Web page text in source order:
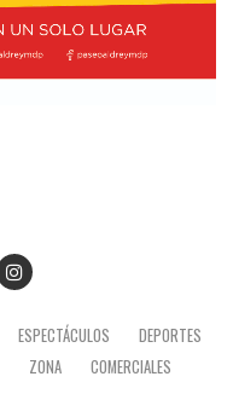
ESPECTÁCULOS
DEPORTES
ZONA COMERCIALES